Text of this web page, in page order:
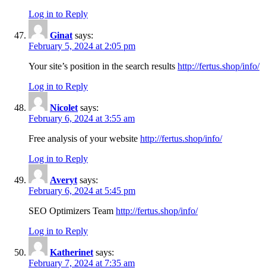
Log in to Reply
Ginat says:
February 5, 2024 at 2:05 pm
Your site’s position in the search results http://fertus.shop/info/
Log in to Reply
Nicolet says:
February 6, 2024 at 3:55 am
Free analysis of your website http://fertus.shop/info/
Log in to Reply
Averyt says:
February 6, 2024 at 5:45 pm
SEO Optimizers Team http://fertus.shop/info/
Log in to Reply
Katherinet says:
February 7, 2024 at 7:35 am